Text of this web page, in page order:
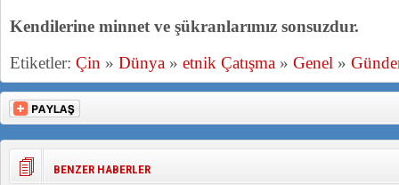
Kendilerine minnet ve şükranlarımız sonsuzdur.
Etiketler: Çin » Dünya » etnik Çatışma » Genel »
BENZER HABERLER